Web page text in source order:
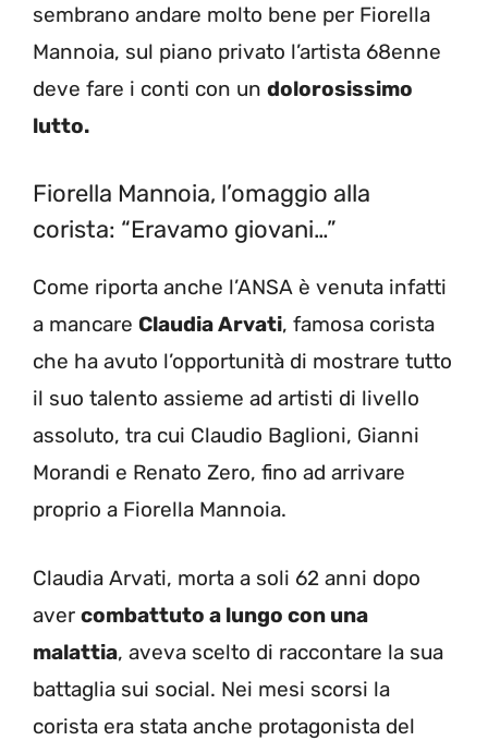
sembrano andare molto bene per Fiorella
Mannoia, sul piano privato l’artista 68enne
deve fare i conti con un dolorosissimo
lutto.
Fiorella Mannoia, l’omaggio alla
corista: “Eravamo giovani…”
Come riporta anche l’ANSA è venuta infatti
a mancare Claudia Arvati, famosa corista
che ha avuto l’opportunità di mostrare tutto
il suo talento assieme ad artisti di livello
assoluto, tra cui Claudio Baglioni, Gianni
Morandi e Renato Zero, fino ad arrivare
proprio a Fiorella Mannoia.
Claudia Arvati, morta a soli 62 anni dopo
aver combattuto a lungo con una
malattia, aveva scelto di raccontare la sua
battaglia sui social. Nei mesi scorsi la
corista era stata anche protagonista del